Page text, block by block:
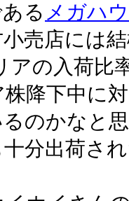
る メガハ
売店には
アの入荷比
降下中に
のかなと
十分出荷さ